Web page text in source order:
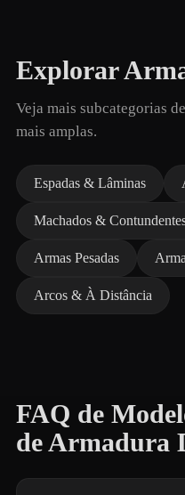
Explorar
Veja mais subcategorias
mais amplas.
Espadas & Lâminas
Machados &
Armas Pesadas
Arcos & À Distância
FAQ de
de Armadura